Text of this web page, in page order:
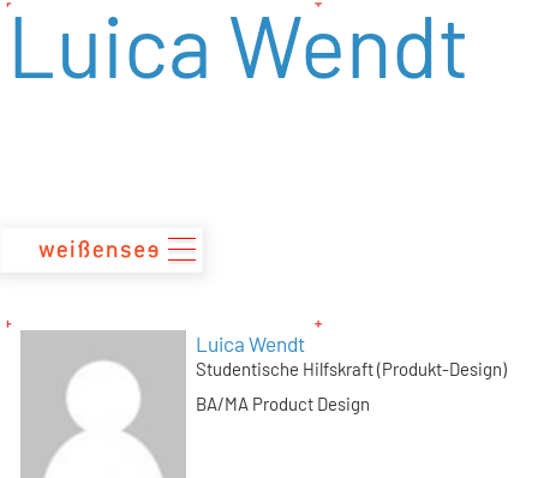
zumLuica Wendt
Luica Wendt
Studentische Hilfskraft (Produkt-Design)
BA/MA Product Design